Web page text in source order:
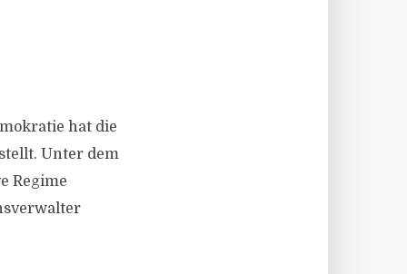
hat die
Unter dem
Regime